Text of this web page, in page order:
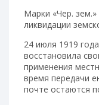
Марки «Чер.
ликвидации
24 июля 1919
восстановила
применения
время передачи
почте остаются